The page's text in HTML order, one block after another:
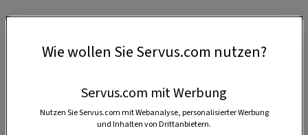
1:20 Stunden
Wie wollen Sie Servus.com nutzen?
Servus.com mit Werbung
Nutzen Sie Servus.com mit Webanalyse, personalisierter Werbung
und Inhalten von Drittanbietern.